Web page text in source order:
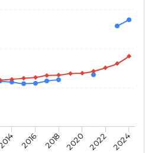
2016 2018 2020 2022 2024